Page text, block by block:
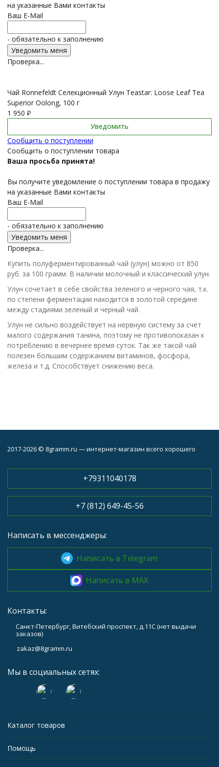
на указанные Вами контакты
Ваш E-Mail
- обязательно к заполнению
Проверка...
Чай Ronnefeldt Селекционный Улун Teastar: Loose Leaf Tea
Superior Oolong, 100 г
1 950 ₽
Уведомить
Сообщить о поступлении
Сообщить о поступлении товара
Ваша просьба принята!
Вы получите уведомление о поступлении товара в продажу
на указанные Вами контакты
Ваш E-Mail
- обязательно к заполнению
Проверка...
Купить полуферментированный чай (улун) можно от 850
руб. за 100 грамм. В наличии молочный и классический улун.
Улун сочетает в себе свойства зеленого и черного чая, т.к.
по степени ферментации находится в золотой середине
между стадиями зеленый и черный чай.
Улун не сильно воздействует на нервную систему за счет
малого содержания танина, поэтому не противопоказан к
потреблению в вечернее время суток. Так же такой чай
полезен большим содержанием витаминов, фосфора,
железа и т.д. Способствует снижению веса.
2017-2026 © 8gramm.ru — интернет-магазин всего хорошего
+79311040178
+7 (812) 649-45-56
Написать в мессенджеры:
Написать в Telegram
Написать в MAX
Контакты:
Санкт-Петербург, Витебский проспект, д.11С (нет выдачи
заказов)
zakaz@8gramm.ru
Мы в социальных сетях:
Каталог товаров
Помощь